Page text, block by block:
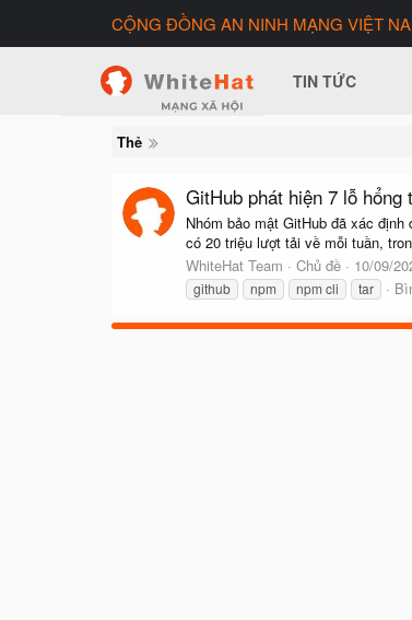
CỘNG ĐỒNG AN NINH MẠNG VIỆT
TIN TỨC
Thẻ
GitHub phát hiện 7 lỗ
Nhóm bảo mật GitHub đã xác
có 20 triệu lượt tải về mỗi tuần,
WhiteHat Team
Chủ đề 10/09/
github
npm npm cli tar